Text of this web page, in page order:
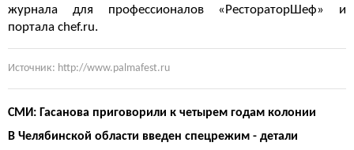
журнала для профессионалов «РестораторШеф» и
портала chef.ru.
Источник: http://www.palmafest.ru
СМИ: Гасанова приговорили к четырем годам колонии
В Челябинской области введен спецрежим - детали